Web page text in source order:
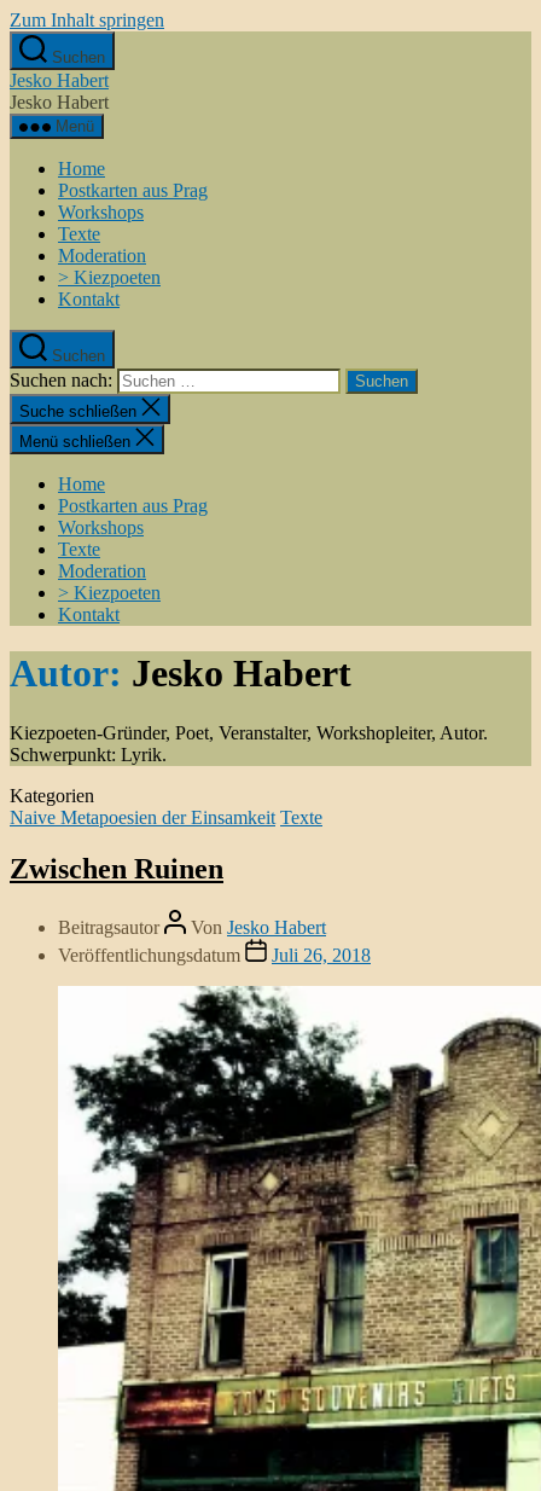
Zum Inhalt springen
Suchen
Jesko Habert
Jesko Habert
Menü
Home
Postkarten aus Prag
Workshops
Texte
Moderation
> Kiezpoeten
Kontakt
Suchen
Suchen nach:
Suche schließen
Menü schließen
Home
Postkarten aus Prag
Workshops
Texte
Moderation
> Kiezpoeten
Kontakt
Autor: Jesko Habert
Kiezpoeten-Gründer, Poet, Veranstalter, Workshopleiter, Autor.
Schwerpunkt: Lyrik.
Kategorien
Naive Metapoesien der Einsamkeit Texte
Zwischen Ruinen
Beitragsautor Von Jesko Habert
Veröffentlichungsdatum
Juli 26, 2018